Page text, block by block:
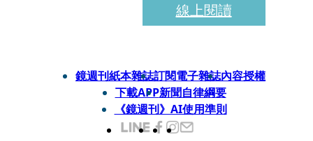
線上閱讀
鏡週刊紙本雜誌訂閱電子雜誌內容授權
下載APP新聞自律綱要
《鏡週刊》AI使用準則